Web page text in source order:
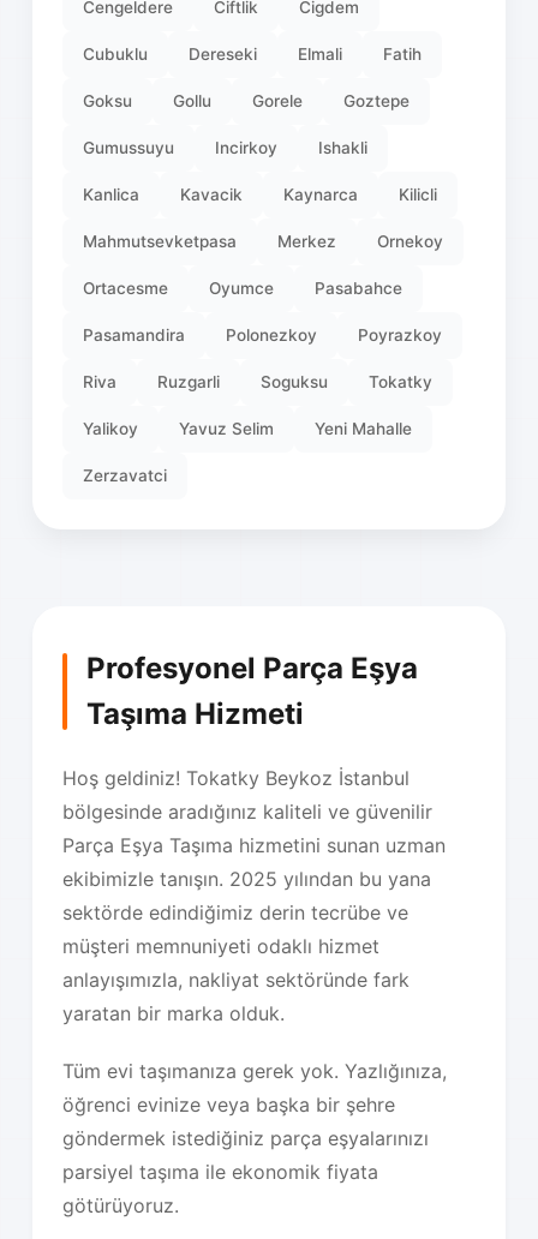
Profesyonel Parça Eşya
Taşıma Hizmeti
Hoş geldiniz! Tokatky Beykoz İstanbul
bölgesinde aradığınız kaliteli ve güvenilir
Parça Eşya Taşıma hizmetini sunan uzman
ekibimizle tanışın. 2025 yılından bu yana
sektörde edindiğimiz derin tecrübe ve
müşteri memnuniyeti odaklı hizmet
anlayışımızla, nakliyat sektöründe fark
yaratan bir marka olduk.
Tüm evi taşımanıza gerek yok. Yazlığınıza,
öğrenci evinize veya başka bir şehre
göndermek istediğiniz parça eşyalarınızı
parsiyel taşıma ile ekonomik fiyata
götürüyoruz.
Cengeldere Ciftlik Cigdem
Cubuklu Dereseki Elmali Fatih
Goksu Gollu Gorele Goztepe
Gumussuyu Incirkoy Ishakli
Kanlica Kavacik Kaynarca Kilicli
Mahmutsevketpasa Merkez Ornekoy
Ortacesme Oyumce Pasabahce
Pasamandira Polonezkoy Poyrazkoy
Riva Ruzgarli Soguksu Tokatky
Yalikoy Yavuz Selim Yeni Mahalle
Zerzavatci